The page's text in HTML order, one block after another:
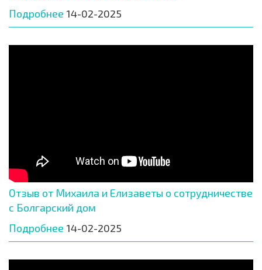
Подробнее 14-02-2025
Отзыв от Михаила и Елизаветы о сотрудничестве
с Болгарский дом
Подробнее 14-02-2025